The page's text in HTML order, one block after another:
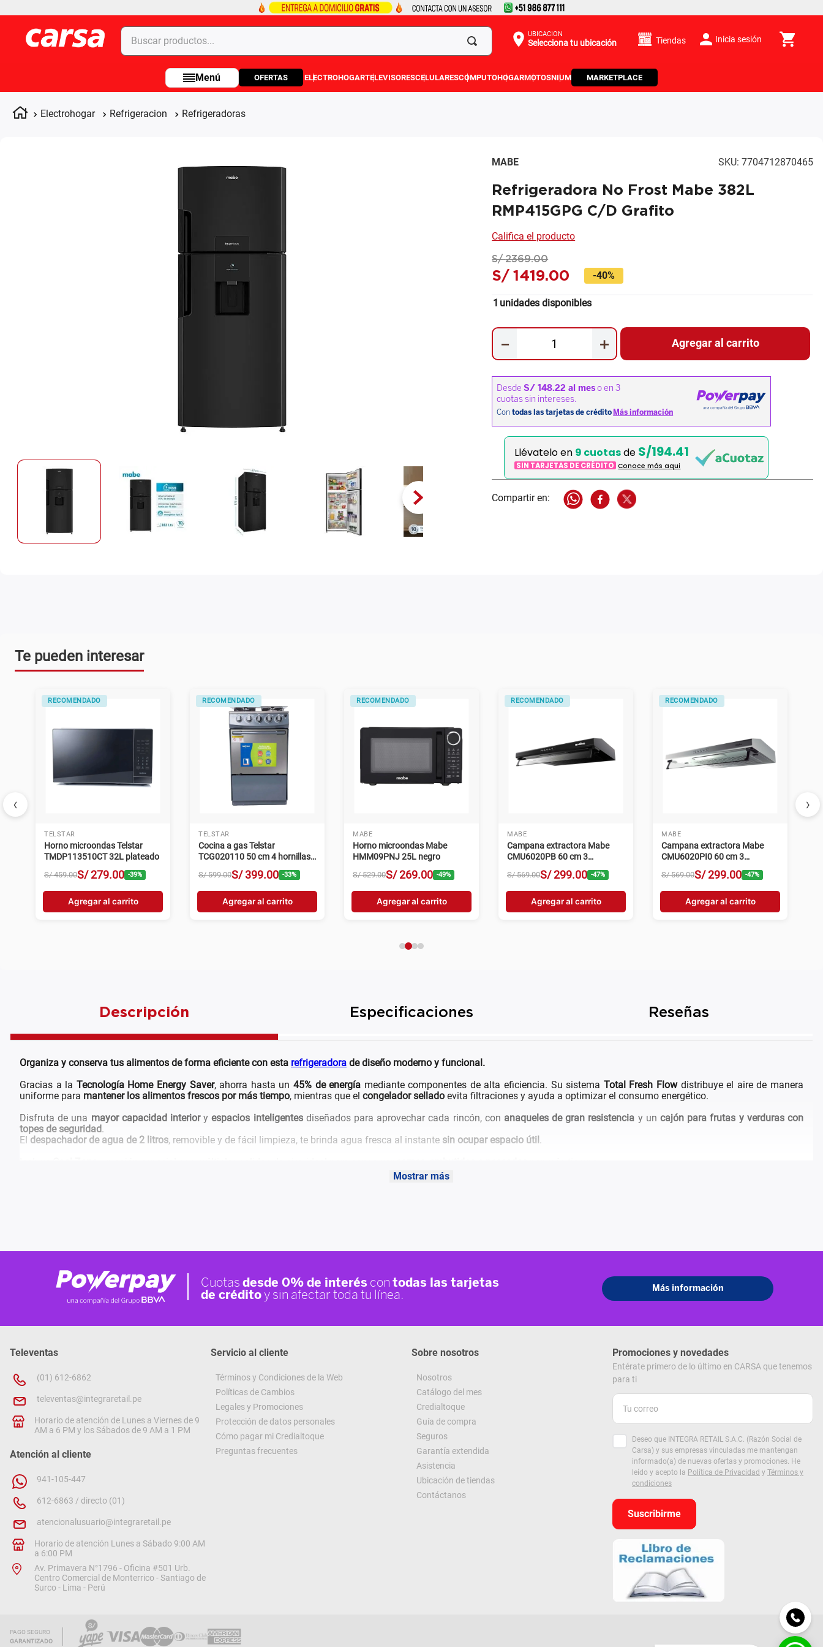
Buscar productos... UBICACIÓN
Selecciona tu ubicación Tiendas Inicia sesión
OFERTAS ELECTROHOGARTELEVISORESCELULARESCOMPUTOHOGARMOTOSNIUM MARKETPLACE
Electrohogar Refrigeracion Refrigeradoras
MABE SKU: 7704712870465
Refrigeradora No Frost Mabe 382L
RMP415GPG C/D Grafito
Califica el producto
S/ 2369.00
S/ 1419.00 -40%
1 unidades disponibles
＋
－ Agregar al carrito
Llévatelo en 9 cuotasde S/194.41
SIN TARJETAS DE CRÉDITO Conoce más aqui
Te pueden interesar
‹
RECOMENDADO
TELSTAR
Horno microondas Telstar
TMDP113510CT 32L plateado
S/ 459.00S/ 279.00 -39%
Agregar al carrito
RECOMENDADO
TELSTAR
Cocina a gas Telstar
TCG020110 50 cm 4 hornillas
S/ 599.00S/ 399.00 -33%
Agregar al carrito
RECOMENDADO
MABE
Horno microondas Mabe
HMM09PNJ 25L negro
S/ 529.00S/ 269.00 -49%
Agregar al carrito
RECOMENDADO
MABE
Campana extractora Mabe
CMU6020PB 60 cm 3
velocidades negro
S/ 569.00S/ 299.00 -47%
Agregar al carrito
RECOMENDADO
MABE
Campana extractora Mabe
CMU6020PI0 60 cm 3
velocidades inox
S/ 569.00S/ 299.00 -47%
Agregar al carrito
›
Descripción Especificaciones Reseñas
Organiza y conserva tus alimentos de forma eficiente con esta refrigeradora de diseño moderno y funcional.
Gracias a la Tecnología Home Energy Saver, ahorra hasta un 45% de energía mediante componentes de alta eficiencia. Su sistema Total Fresh Flowdistribuye el aire de manera
uniforme para mantener los alimentos frescos por más tiempo, mientras que el congelador sellado evita filtraciones y ayuda a optimizar el consumo energético.
Disfruta de una mayor capacidad interioryespacios inteligentesdiseñados para aprovechar cada rincón, con anaqueles de gran resistencia y uncajón para frutas y verduras con
topes de seguridad.
El despachador de agua de 2 litros, removible y de fácil limpieza, te brinda agua fresca al instante sin ocupar espacio útil.
Mostrar más
Televentas
(01) 612-6862
televentas@integraretail.pe
Horario de atención de Lunes a Viernes de 9
AM a 6 PM y los Sábados de 9 AM a 1 PM
Atención al cliente
941-105-447
612-6863 / directo (01)
atencionalusuario@integraretail.pe
Horario de atención Lunes a Sábado 9:00 AM
a 6:00 PM
Av. Primavera N°1796 - Oficina #501 Urb.
Centro Comercial de Monterrico - Santiago de
Surco - Lima - Perú
Servicio al cliente
Términos y Condiciones de la Web
Políticas de Cambios
Legales y Promociones
Protección de datos personales
Cómo pagar mi Credialtoque
Preguntas frecuentes
Sobre nosotros
Nosotros
Catálogo del mes
Credialtoque
Guía de compra
Seguros
Garantía extendida
Asistencia
Ubicación de tiendas
Contáctanos
Promociones y novedades
Entérate primero de lo último en CARSA que tenemos
para ti
Deseo que INTEGRA RETAIL S.A.C. (Razón Social de
Carsa) y sus empresas vinculadas me mantengan
informado(a) de nuevas ofertas y promociones. He
leído y acepto la Política de Privacidad y Términos y
condiciones
Suscribirme
PAGO SEGURO
GARANTIZADO
Términos más buscados